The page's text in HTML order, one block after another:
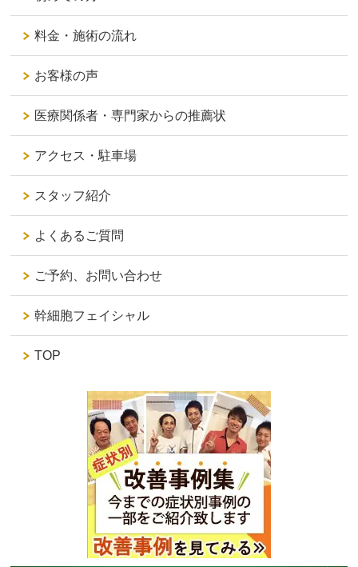
料金・施術の流れ
お客様の声
医療関係者・専門家からの推薦状
アクセス・駐車場
スタッフ紹介
よくあるご質問
ご予約、お問い合わせ
幹細胞フェイシャル
TOP